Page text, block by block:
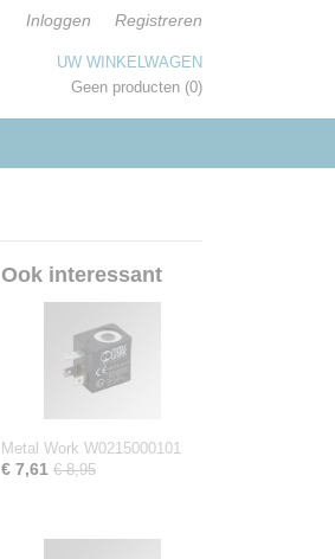
Inloggen Registreren
UW WINKELWAGEN
Geen producten (0)
Ook interessant
Metal Work W0215000101
€ 7,61 € 8,95